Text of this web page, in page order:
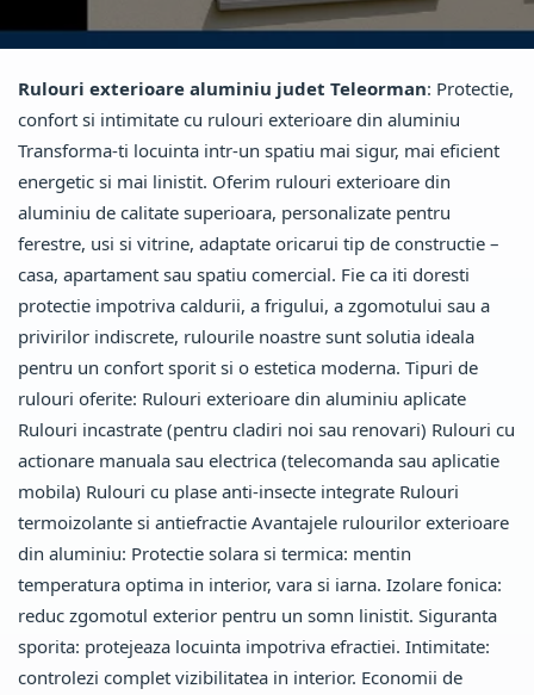
Rulouri exterioare aluminiu judet Teleorman: Protectie,
confort si intimitate cu rulouri exterioare din aluminiu
Transforma-ti locuinta intr-un spatiu mai sigur, mai eficient
energetic si mai linistit. Oferim rulouri exterioare din
aluminiu de calitate superioara, personalizate pentru
ferestre, usi si vitrine, adaptate oricarui tip de constructie –
casa, apartament sau spatiu comercial. Fie ca iti doresti
protectie impotriva caldurii, a frigului, a zgomotului sau a
privirilor indiscrete, rulourile noastre sunt solutia ideala
pentru un confort sporit si o estetica moderna. Tipuri de
rulouri oferite: Rulouri exterioare din aluminiu aplicate
Rulouri incastrate (pentru cladiri noi sau renovari) Rulouri cu
actionare manuala sau electrica (telecomanda sau aplicatie
mobila) Rulouri cu plase anti-insecte integrate Rulouri
termoizolante si antiefractie Avantajele rulourilor exterioare
din aluminiu: Protectie solara si termica: mentin
temperatura optima in interior, vara si iarna. Izolare fonica:
reduc zgomotul exterior pentru un somn linistit. Siguranta
sporita: protejeaza locuinta impotriva efractiei. Intimitate:
controlezi complet vizibilitatea in interior. Economii de